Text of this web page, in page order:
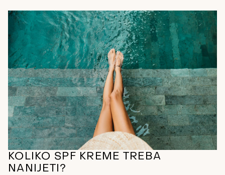
KOLIKO SPF KREME TREBA
NANIJETI?